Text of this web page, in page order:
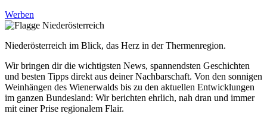
Werben
Niederösterreich im Blick, das Herz in der Thermenregion.
Wir bringen dir die wichtigsten News, spannendsten Geschichten
und besten Tipps direkt aus deiner Nachbarschaft. Von den sonnigen
Weinhängen des Wienerwalds bis zu den aktuellen Entwicklungen
im ganzen Bundesland: Wir berichten ehrlich, nah dran und immer
mit einer Prise regionalem Flair.